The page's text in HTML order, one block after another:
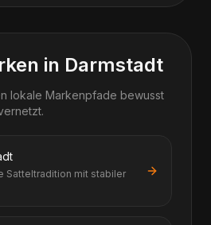
in Darmstadt
lokale Markenpfade bewusst
Satteltradition mit stabiler